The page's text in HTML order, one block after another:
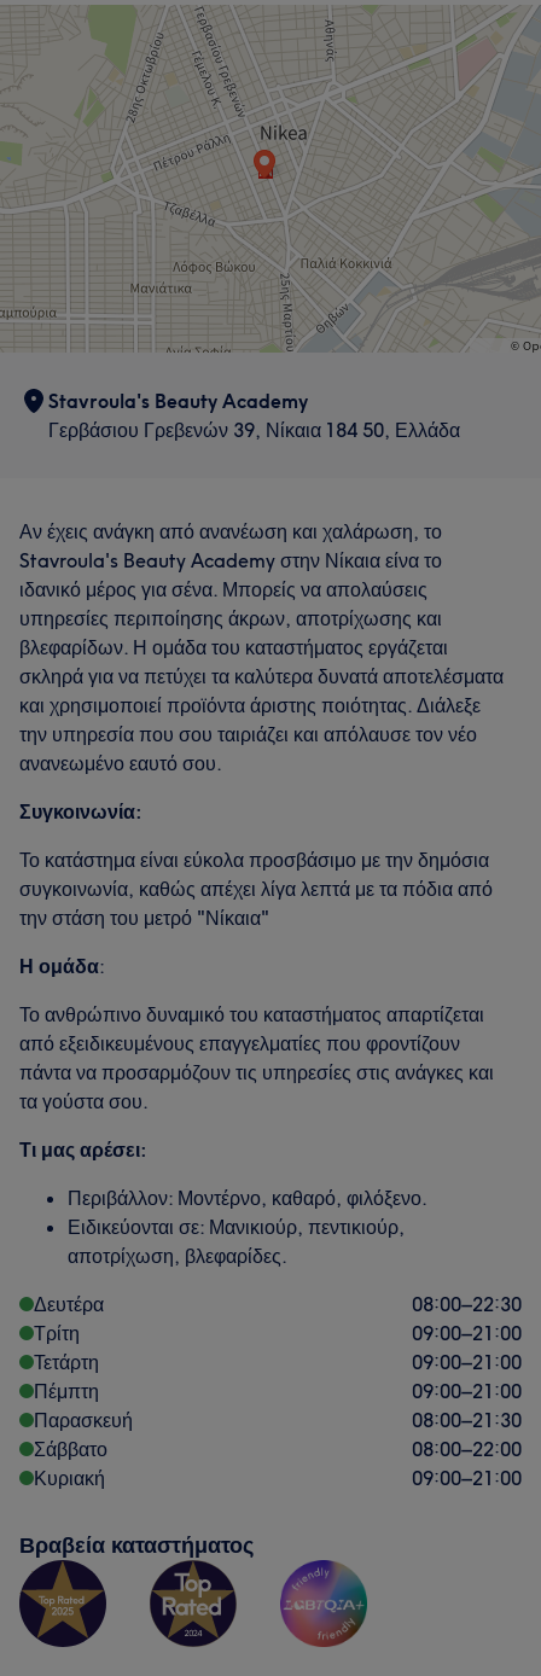
Stavroula's Beauty Academy
Γερβάσιου Γρεβενών 39, Νίκαια 184 50, Ελλάδα
Αν έχεις ανάγκη από ανανέωση και χαλάρωση, το
Stavroula's Beauty Academy στην Νίκαια είνα το
ιδανικό μέρος για σένα. Μπορείς να απολαύσεις
υπηρεσίες περιποίησης άκρων, αποτρίχωσης και
βλεφαρίδων. Η ομάδα του καταστήματος εργάζεται
σκληρά για να πετύχει τα καλύτερα δυνατά αποτελέσματα
και χρησιμοποιεί προϊόντα άριστης ποιότητας. Διάλεξε
την υπηρεσία που σου ταιριάζει και απόλαυσε τον νέο
ανανεωμένο εαυτό σου.
Συγκοινωνία:
Το κατάστημα είναι εύκολα προσβάσιμο με την δημόσια
συγκοινωνία, καθώς απέχει λίγα λεπτά με τα πόδια από
την στάση του μετρό "Νίκαια"
Η ομάδα:
Το ανθρώπινο δυναμικό του καταστήματος απαρτίζεται
από εξειδικευμένους επαγγελματίες που φροντίζουν
πάντα να προσαρμόζουν τις υπηρεσίες στις ανάγκες και
τα γούστα σου.
Τι μας αρέσει:
Περιβάλλον: Μοντέρνο, καθαρό, φιλόξενο.
Ειδικεύονται σε: Μανικιούρ, πεντικιούρ,
αποτρίχωση, βλεφαρίδες.
Δευτέρα
08:00–22:30
Τρίτη
09:00–21:00
Τετάρτη
09:00–21:00
Πέμπτη
09:00–21:00
Παρασκευή
08:00–21:30
Σάββατο
08:00–22:00
Κυριακή
09:00–21:00
Βραβεία καταστήματος